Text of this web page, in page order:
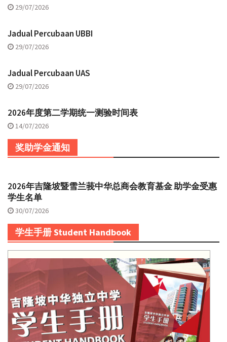
29/07/2026
Jadual Percubaan UBBI
29/07/2026
Jadual Percubaan UAS
29/07/2026
2026年度第二学期统一测验时间表
14/07/2026
奖助学金通知
2026年吉隆坡暨雪兰莪中华总商会教育基金 助学金受惠
学生名单
30/07/2026
学生手册 Student Handbook